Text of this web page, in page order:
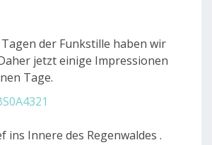
der Funkstille haben wir
jetzt einige Impressionen
Tage.
ins Innere des Regenwaldes .